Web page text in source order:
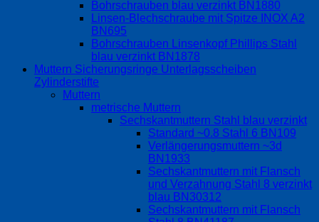
Bohrschrauben blau verzinkt BN1880
Linsen-Blechschraube mit Spitze INOX A2
BN695
Bohrschrauben Linsenkopf Phillips Stahl
blau verzinkt BN1878
Muttern Sicherungsringe Unterlagsscheiben
Zylinderstifte
Muttern
metrische Muttern
Sechskantmuttern Stahl blau verzinkt
Standard ~0.8 Stahl 6 BN109
Verlängerungsmuttern ~3d
BN1933
Sechskantmuttern mit Flansch
und Verzahnung Stahl 8 verzinkt
blau BN30312
Sechskantmuttern mit Flansch